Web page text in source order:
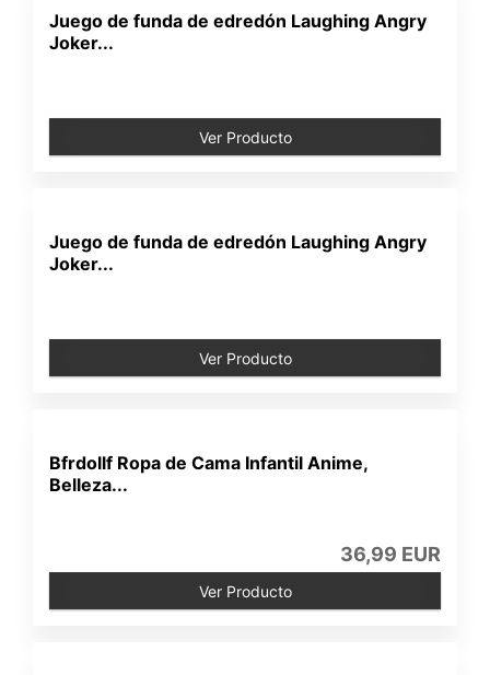
Juego de funda de edredón Laughing Angry
Joker...
Ver Producto
Juego de funda de edredón Laughing Angry
Joker...
Ver Producto
Bfrdollf Ropa de Cama Infantil Anime,
Belleza...
36,99 EUR
Ver Producto